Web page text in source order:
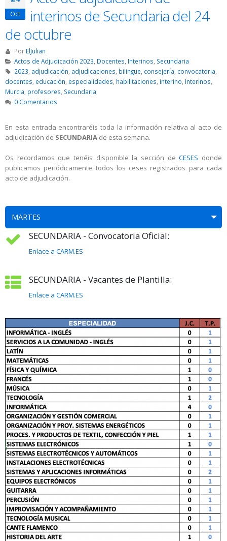
Oct
interinos de Secundaria del 24
de octubre
Por ElJulian
Actos de Adjudicación 2023 Docentes Interinos Secundaria
2023, adjudicación, adjudicaciones, bilingüe, consejería, convocatoria,
docentes, educación, especialidades, habilitaciones, interino, Interinos,
Murcia, profesores, Secundaria
0 Comentarios
En esta entrada encontraréis toda la información relativa al acto de
adjudicación de SECUNDARIA de esta semana.
Os recordamos que tenéis disponible la sección deCESES donde
publicamos periódicamente todos los ceses registrados para cada
acto de adjudicación.
MARTES
SECUNDARIA - Convocatoria Oficial:
Enlace a CARM.ES
SECUNDARIA - Vacantes de Plantilla:
Enlace a CARM.ES